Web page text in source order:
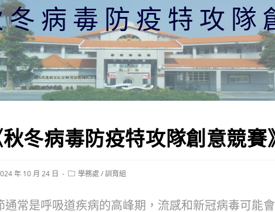
病毒防疫特攻隊
冬病毒防疫特攻隊創意競賽
年 10 月 24 日
Post學務處 /訓育組
通常是呼吸道疾病的高峰期，流感和新冠病毒可能